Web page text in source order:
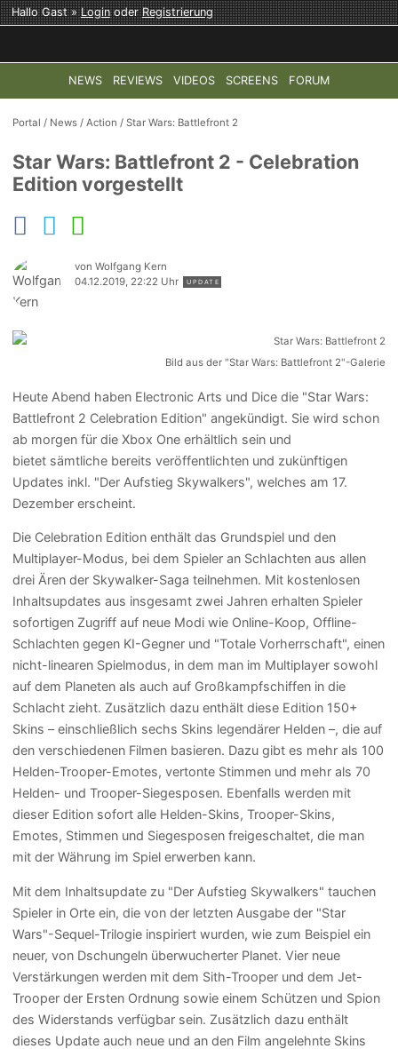
Hallo Gast »LoginoderRegistrierung
NEWS REVIEWS VIDEOS SCREENS FORUM
TOP-THEMEN: COD: MODERN WARFARE 4 HALO:
Portal / News /Action /Star Wars: Battlefront 2
Star Wars: Battlefront 2 - Celebration
Edition vorgestellt
von Wolfgang Kern
04.12.2019, 22:22 Uhr
UPDATE
Bild aus der "Star Wars: Battlefront 2"-Galerie
Heute Abend haben Electronic Arts und Dice die "Star Wars:
Battlefront 2 Celebration Edition" angekündigt. Sie wird schon
ab morgen für die Xbox One erhältlich sein und
bietet sämtliche bereits veröffentlichten und zukünftigen
Updates inkl. "Der Aufstieg Skywalkers", welches am 17.
Dezember erscheint.
Die Celebration Edition enthält das Grundspiel und den
Multiplayer-Modus, bei dem Spieler an Schlachten aus allen
drei Ären der Skywalker-Saga teilnehmen. Mit kostenlosen
Inhaltsupdates aus insgesamt zwei Jahren erhalten Spieler
sofortigen Zugriff auf neue Modi wie Online-Koop, Offline-
Schlachten gegen KI-Gegner und "Totale Vorherrschaft", einen
nicht-linearen Spielmodus, in dem man im Multiplayer sowohl
auf dem Planeten als auch auf Großkampfschiffen in die
Schlacht zieht. Zusätzlich dazu enthält diese Edition 150+
Skins – einschließlich sechs Skins legendärer Helden –, die auf
den verschiedenen Filmen basieren. Dazu gibt es mehr als 100
Helden-Trooper-Emotes, vertonte Stimmen und mehr als 70
Helden- und Trooper-Siegesposen. Ebenfalls werden mit
dieser Edition sofort alle Helden-Skins, Trooper-Skins,
Emotes, Stimmen und Siegesposen freigeschaltet, die man
mit der Währung im Spiel erwerben kann.
Mit dem Inhaltsupdate zu "Der Aufstieg Skywalkers" tauchen
Spieler in Orte ein, die von der letzten Ausgabe der "Star
Wars"-Sequel-Trilogie inspiriert wurden, wie zum Beispiel ein
neuer, von Dschungeln überwucherter Planet. Vier neue
Verstärkungen werden mit dem Sith-Trooper und dem Jet-
Trooper der Ersten Ordnung sowie einem Schützen und Spion
des Widerstands verfügbar sein. Zusätzlich dazu enthält
dieses Update auch neue und an den Film angelehnte Skins